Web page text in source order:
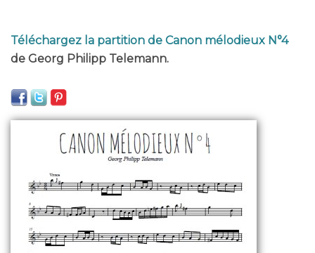
Téléchargez la partition de Canon mélodieux N°4
de Georg Philipp Telemann.